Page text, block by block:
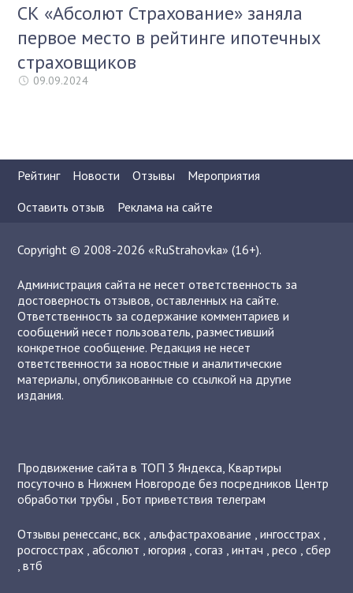
СК «Абсолют Страхование» заняла
первое место в рейтинге ипотечных
страховщиков
09.09.2024
Рейтинг Новости Отзывы
Мероприятия
Оставить отзыв
Реклама на сайте
Copyright © 2008-2026 «RuStrahovka» (16+).
Администрация сайта не несет ответственность за
достоверность отзывов, оставленных на сайте.
Ответственность за содержание комментариев и
сообщений несет пользователь, разместивший
конкретное сообщение. Редакция не несет
ответственности за новостные и аналитические
материалы, опубликованные со ссылкой на другие
издания.
Продвижение сайта в ТОП 3 Яндекса, Квартиры
посуточно в Нижнем Новгороде без посредников Центр
обработки трубы , Бот приветствия телеграм
Отзывыренессанс,вск ,альфастрахование ,ингосстрах ,
росгосстрах ,абсолют ,югория ,согаз ,интач ,ресо ,сбер
,втб